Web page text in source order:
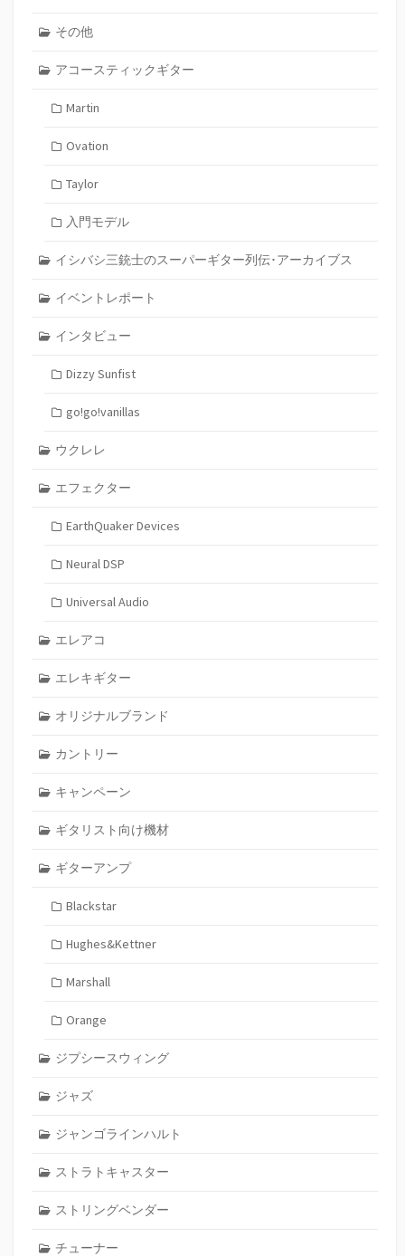
その他
アコースティックギター
Martin
Ovation
Taylor
入門モデル
イシバシ三銃士のスーパーギター列伝･アーカイブス
イベントレポート
インタビュー
Dizzy Sunfist
go!go!vanillas
ウクレレ
エフェクター
EarthQuaker Devices
Neural DSP
Universal Audio
エレアコ
エレキギター
オリジナルブランド
カントリー
キャンペーン
ギタリスト向け機材
ギターアンプ
Blackstar
Hughes&Kettner
Marshall
Orange
ジプシースウィング
ジャズ
ジャンゴラインハルト
ストラトキャスター
ストリングベンダー
チューナー